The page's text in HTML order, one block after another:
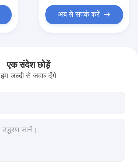
फिक्स्चरअब से संपर्क करें
एक संदेश छोड़ें
हम जल्दी से जवाब देंगे